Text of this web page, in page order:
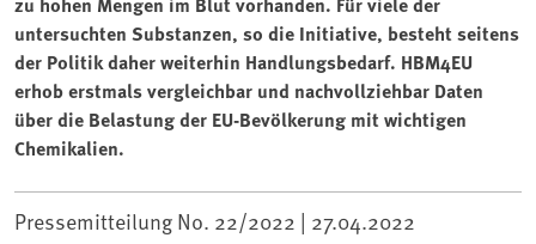
untersuchten Substanzen, so die Initiative, besteht seitens
der Politik daher weiterhin Handlungsbedarf. HBM4EU
erhob erstmals vergleichbar und nachvollziehbar Daten
über die Belastung der EU-Bevölkerung mit wichtigen
Chemikalien.
Pressemitteilung No. 22/2022 | 27.04.2022